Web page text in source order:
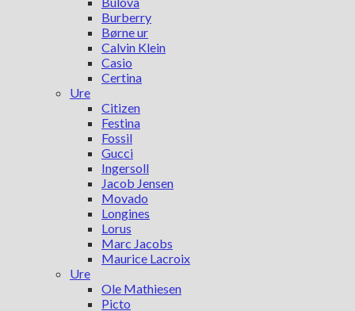
Burberry
Børne ur
Calvin Klein
Casio
Certina
Ure
Citizen
Festina
Fossil
Gucci
Ingersoll
Jacob Jensen
Movado
Longines
Lorus
Marc Jacobs
Maurice Lacroix
Ure
Ole Mathiesen
Picto